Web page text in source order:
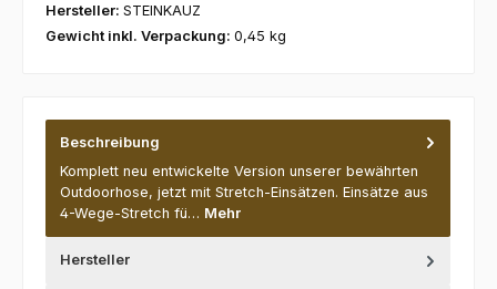
Hersteller: STEINKAUZ
Gewicht inkl. Verpackung: 0,45 kg
Beschreibung
Komplett neu entwickelte Version unserer bewährten
Outdoorhose, jetzt mit Stretch-Einsätzen. Einsätze aus
4-Wege-Stretch fü… Mehr
Hersteller